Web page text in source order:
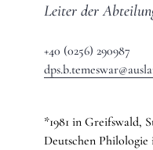
Leiter der
+40 (0256) 290987
*1981 in Greifswald,
Deutschen